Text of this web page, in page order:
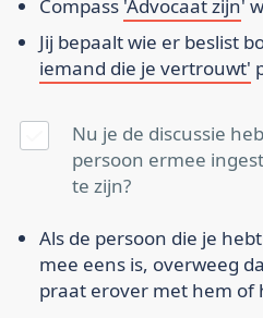
Compass 'Advocaat zijn'
Jij bepaalt wie er beslist
iemand die je vertrouwt'
Nu je de discussie
persoon ermee
te zijn?
Als de persoon die je
mee eens is, overweeg
praat erover met hem of